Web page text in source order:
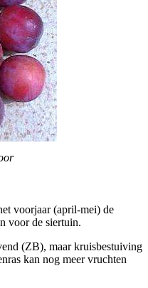
voorjaar (april-mei) de
voor de siertuin.
(ZB), maar kruisbestuiving
kan nog meer vruchten